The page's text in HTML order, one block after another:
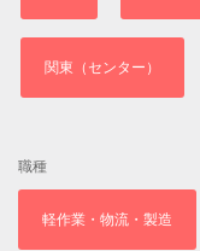
関東（センター）
職種
軽作業・物流・製造